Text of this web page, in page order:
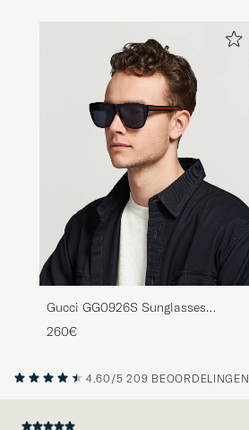
Gucci GG0926S Sunglasses
Black/Green
260€
4.60/5 209 BEOORDELINGEN